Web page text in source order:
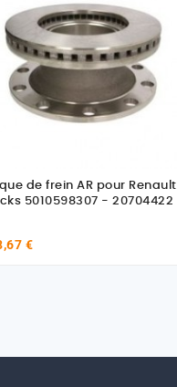
de frein AR pour Renault
Trucks 5010598307 - 20704422
€